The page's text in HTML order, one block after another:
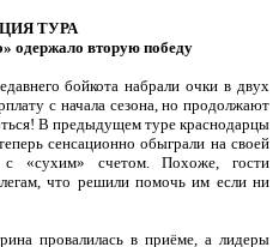
ТУРА
одержало вторую победу
бойкота набрали очки в двух
с начала сезона, но продолжают
В предыдущем туре краснодарцы
сенсационно обыграли на своей
«сухим» счетом. Похоже, гости
что решили помочь им если ни
провалилась в приёме, а лидеры